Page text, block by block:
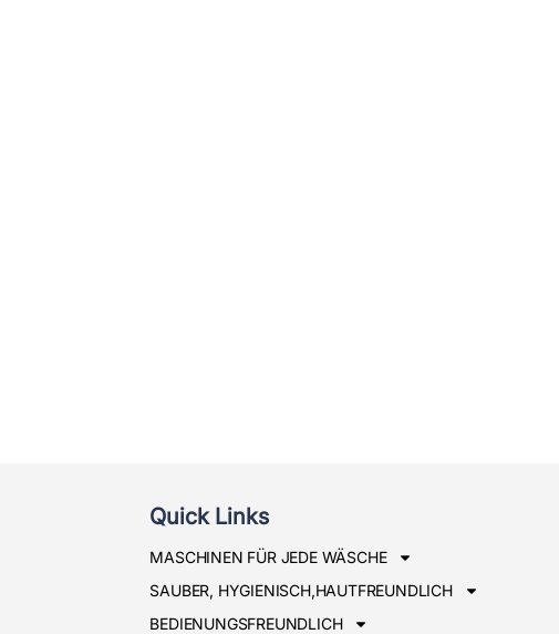
Quick Links
MASCHINEN FÜR JEDE WÄSCHE
SAUBER, HYGIENISCH,HAUTFREUNDLICH
BEDIENUNGSFREUNDLICH